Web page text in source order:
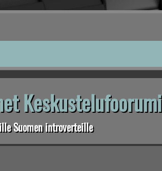
Keskustelufoorumi
Suomen introverteille